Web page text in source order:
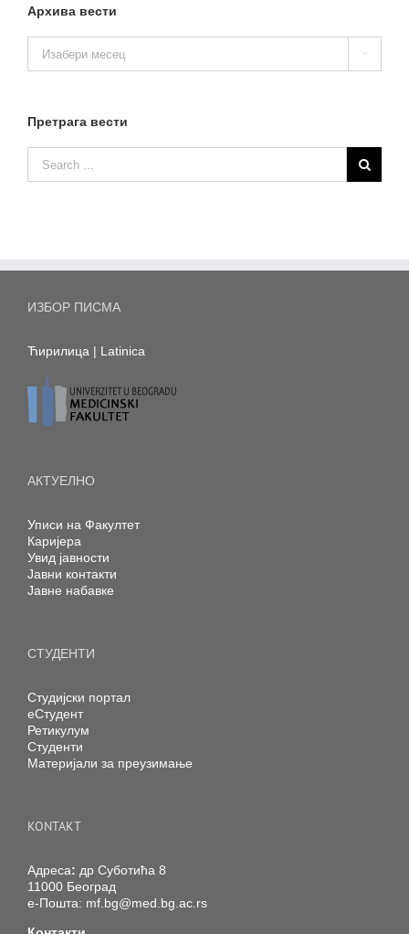
Архива вести
вести

Претрага вести
ИЗБОР ПИСМА
Ћирилица | Latinica
АКТУЕЛНО
Уписи на Факултет
Каријера
Увид јавности
Јавни контакти
Јавне набавке
СТУДЕНТИ
Студијски портал
еСтудент
Ретикулум
Студенти
Материјали за преузимање
KONTAKT
Адреса: др Суботића 8
11000 Београд
е-Пошта: mf.bg@med.bg.ac.rs